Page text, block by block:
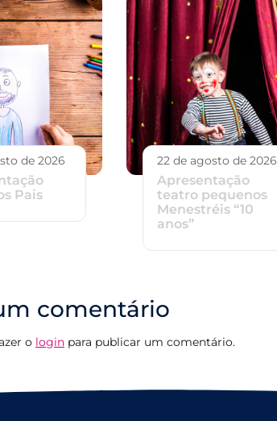
de 2026
Pais
22 de agosto de 2026
Apresentação
teatro pequenos
Menestréis “10
anos”
comentário
o login para publicar um comentário.